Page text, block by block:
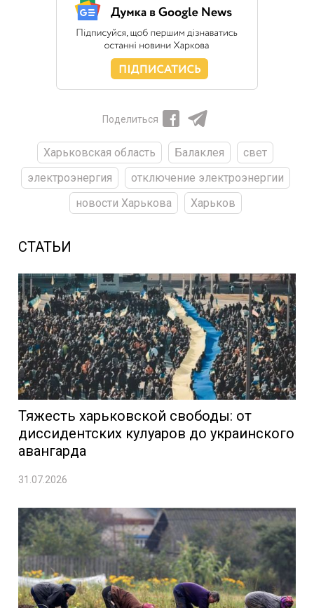
Поделиться
Харьковская область Балаклея
свет
электроэнергия
отключение электроэнергии
новости Харькова
Харьков
СТАТЬИ
Тяжесть харьковской свободы: от
диссидентских кулуаров до украинского
авангарда
31.07.2026